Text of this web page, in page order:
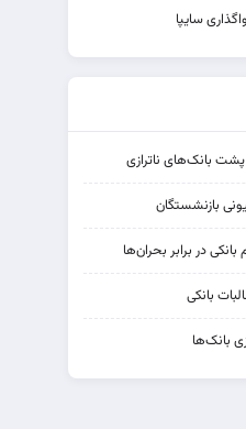
سایپا
پشت بانک‌های ناترازی
در برابر بحران‌ها
بانکی
بانک‌ها